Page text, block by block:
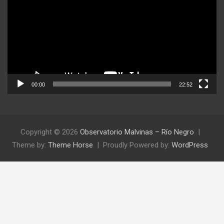
00:00 22:52
Copyright © 2026 Observatorio Malvinas – Río Negro
Theme by: Theme Horse Proudly Powered by: WordPress